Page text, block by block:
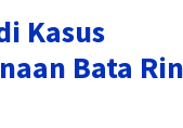
Kasus
Bata